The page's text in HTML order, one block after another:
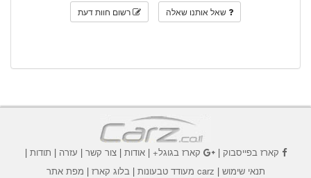
שאל אותנו שאלה רשום חוות דעת
קארז בפייסבוק| קארז בגוגל+|אודות |צור קשר | עזרה | תודות |
תנאי שימוש | carz מעודד טבעונות | בלוג קארז | מפת אתר